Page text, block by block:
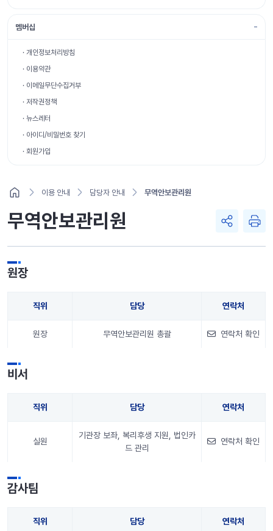
멤버십
· 개인정보처리방침
· 이용약관
· 이메일무단수집거부
· 저작권정책
· 뉴스레터
· 아이디/비밀번호 찾기
· 회원가입
이용 안내 담당자 안내 무역안보관리원
무역안보관리원
원장
직위 담당 연락처
원장 무역안보관리원 총괄 연락처 확인
비서
직위 담당 연락처
실원
기관장 보좌, 복리후생 지원, 법인카
드 관리
연락처 확인
감사팀
직위 담당 연락처